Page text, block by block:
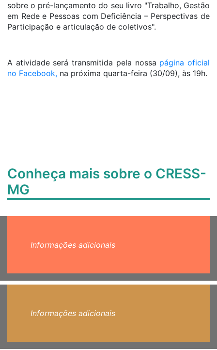
sobre o pré-lançamento do seu livro "Trabalho, Gestão
em Rede e Pessoas com Deficiência – Perspectivas de
Participação e articulação de coletivos".
A atividade será transmitida pela nossa página oficial
no Facebook, na próxima quarta-feira (30/09), às 19h.
Conheça mais sobre o CRESS-
MG
Informações adicionais
Informações adicionais